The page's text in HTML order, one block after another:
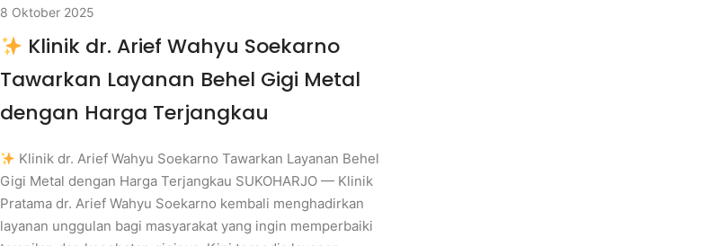
8 Oktober 2025
Klinik dr. Arief Wahyu Soekarno
Tawarkan Layanan Behel Gigi Metal
dengan Harga Terjangkau
Klinik dr. Arief Wahyu Soekarno Tawarkan Layanan Behel
Gigi Metal dengan Harga Terjangkau SUKOHARJO — Klinik
Pratama dr. Arief Wahyu Soekarno kembali menghadirkan
layanan unggulan bagi masyarakat yang ingin memperbaiki